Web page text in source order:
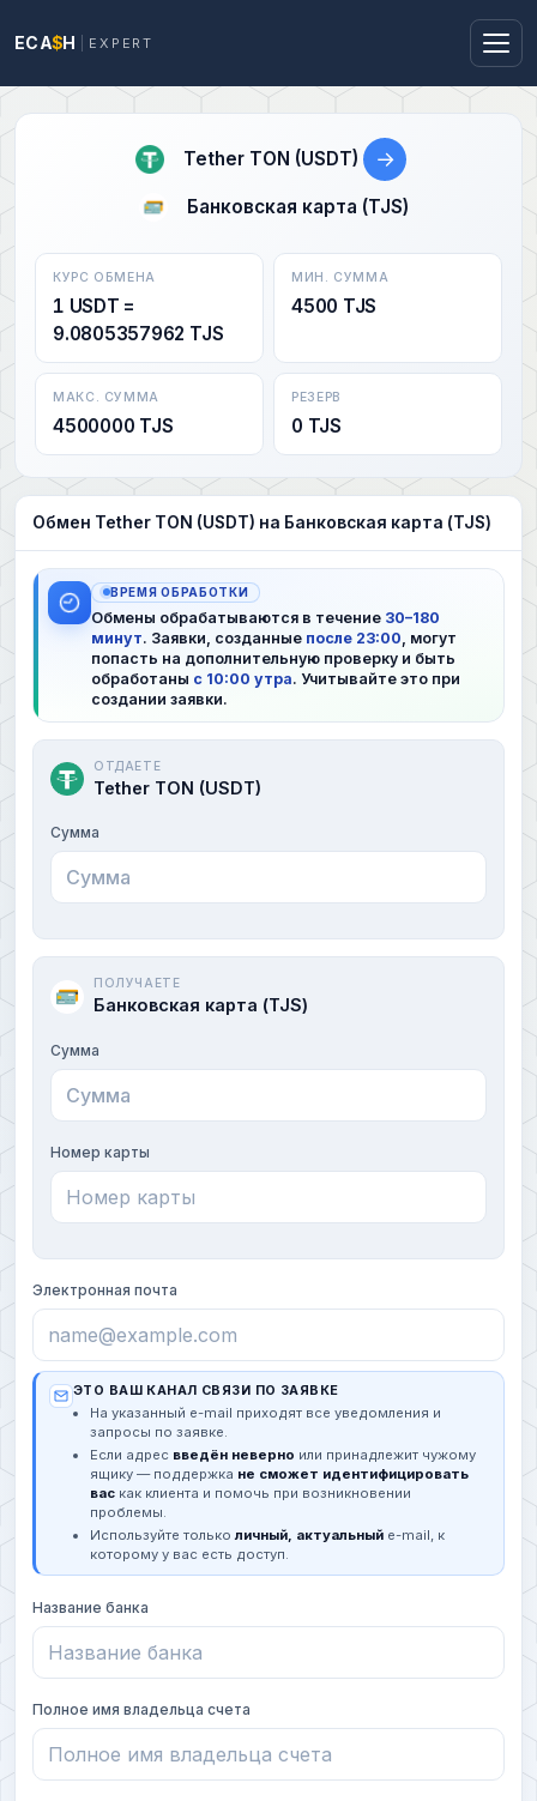
ECA$H EXPERT
Tether TON (USDT) →
Банковская карта (TJS)
КУРС ОБМЕНА
1 USDT =
9.0805357962 TJS
МИН. СУММА
4500 TJS
МАКС. СУММА
4500000 TJS
РЕЗЕРВ
0 TJS
Обмен Tether TON (USDT) на Банковская карта (TJS)
ВРЕМЯ ОБРАБОТКИ
Обмены обрабатываются в течение 30–180
минут. Заявки, созданные после 23:00 , могут
попасть на дополнительную проверку и быть
обработаны с 10:00 утра. Учитывайте это при
создании заявки.
ОТДАЕТЕ
Tether TON (USDT)
Сумма
ПОЛУЧАЕТЕ
Банковская карта (TJS)
Сумма
Номер карты
Электронная почта
ЭТО ВАШ КАНАЛ СВЯЗИ ПО ЗАЯВКЕ
На указанный e-mail приходят все уведомления и
запросы по заявке.
Если адрес введён неверно или принадлежит чужому
ящику — поддержка не сможет идентифицировать
вас как клиента и помочь при возникновении
проблемы.
Используйте тольколичный, актуальный e-mail, к
которому у вас есть доступ.
Название банка
Полное имя владельца счета